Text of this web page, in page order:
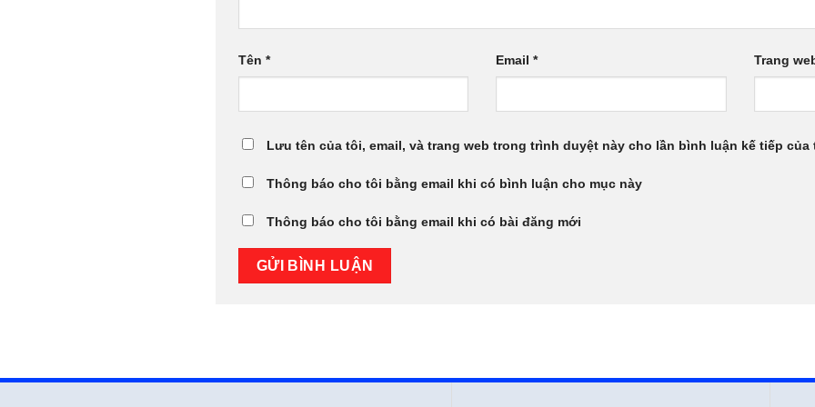
Tên * Email* Trang
Lưu tên của tôi, email, và trang web trong trình duyệt này cho lần bình luận kế tiếp của
Thông báo cho tôi bằng email khi có bình luận cho mục này
Thông báo cho tôi bằng email khi có bài đăng mới